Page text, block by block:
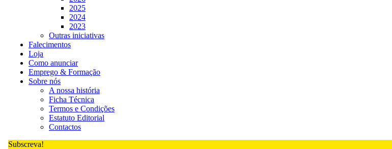
2025
2024
2023
Outras iniciativas
Falecimentos
Loja
Como anunciar
Emprego & Formação
Sobre nós
A nossa história
Ficha Técnica
Termos e Condições
Estatuto Editorial
Contactos
Subscreva!